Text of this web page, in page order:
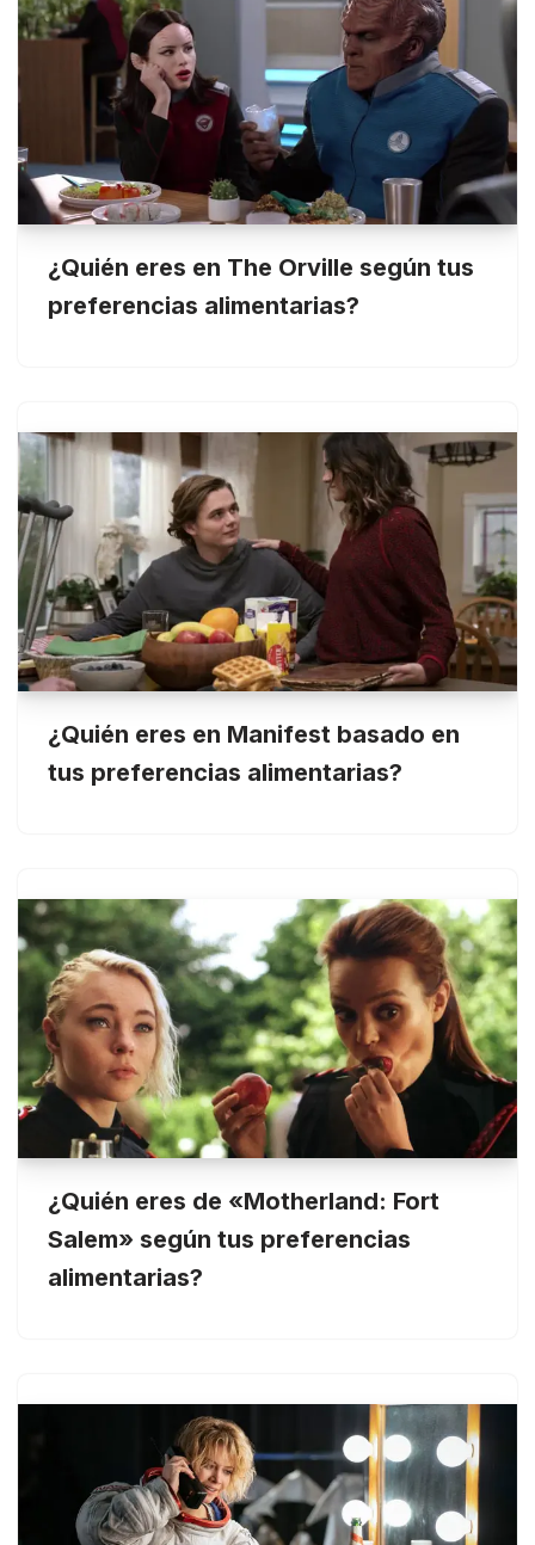
¿Quién eres en The Orville según tus
preferencias alimentarias?
¿Quién eres en Manifest basado en
tus preferencias alimentarias?
¿Quién eres de «Motherland: Fort
Salem» según tus preferencias
alimentarias?